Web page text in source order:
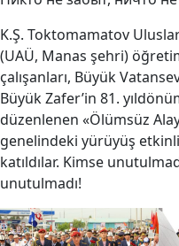
K.Ş. Toktomamatov
(UAÜ, Manas şehri)
çalışanları, Büyük
Büyük Zafer’in 81.
düzenlenen «Ölümsüz
genelindeki yürüyüş
katıldılar. Kimse
unutulmadı!